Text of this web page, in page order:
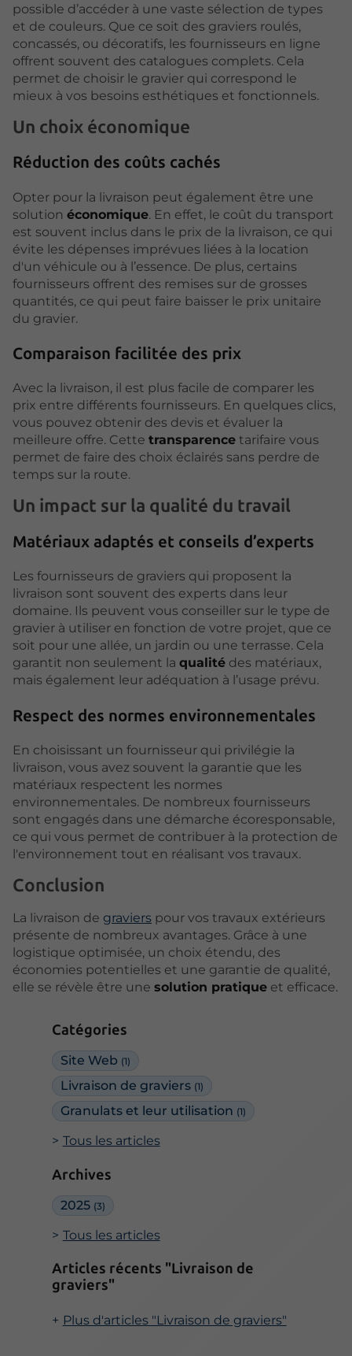
Catégories
Site Web (1)
Livraison de graviers (1)
Granulats et leur utilisation (1)
Tous les articles
Archives
2025 (3)
Tous les articles
Articles récents "Livraison de
graviers"
Plus d'articles "Livraison de graviers"
possible d’accéder à une vaste sélection de types
et de couleurs. Que ce soit des graviers roulés,
concassés, ou décoratifs, les fournisseurs en ligne
offrent souvent des catalogues complets. Cela
permet de choisir le gravier qui correspond le
mieux à vos besoins esthétiques et fonctionnels.
Un choix économique
Réduction des coûts cachés
Opter pour la livraison peut également être une
solution économique. En effet, le coût du transport
est souvent inclus dans le prix de la livraison, ce qui
évite les dépenses imprévues liées à la location
d'un véhicule ou à l’essence. De plus, certains
fournisseurs offrent des remises sur de grosses
quantités, ce qui peut faire baisser le prix unitaire
du gravier.
Comparaison facilitée des prix
Avec la livraison, il est plus facile de comparer les
prix entre différents fournisseurs. En quelques clics,
vous pouvez obtenir des devis et évaluer la
meilleure offre. Cette transparence tarifaire vous
permet de faire des choix éclairés sans perdre de
temps sur la route.
Un impact sur la qualité du travail
Matériaux adaptés et conseils d’experts
Les fournisseurs de graviers qui proposent la
livraison sont souvent des experts dans leur
domaine. Ils peuvent vous conseiller sur le type de
gravier à utiliser en fonction de votre projet, que ce
soit pour une allée, un jardin ou une terrasse. Cela
garantit non seulement la qualité des matériaux,
mais également leur adéquation à l’usage prévu.
Respect des normes environnementales
En choisissant un fournisseur qui privilégie la
livraison, vous avez souvent la garantie que les
matériaux respectent les normes
environnementales. De nombreux fournisseurs
sont engagés dans une démarche écoresponsable,
ce qui vous permet de contribuer à la protection de
l'environnement tout en réalisant vos travaux.
Conclusion
La livraison de graviers pour vos travaux extérieurs
présente de nombreux avantages. Grâce à une
logistique optimisée, un choix étendu, des
économies potentielles et une garantie de qualité,
elle se révèle être une solution pratique et efficace.